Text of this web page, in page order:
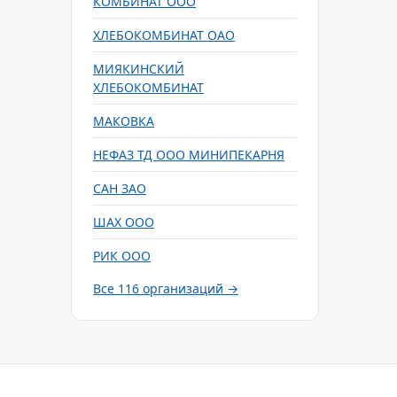
ХЛЕБОКОМБИНАТ ОАО
МИЯКИНСКИЙ
ХЛЕБОКОМБИНАТ
МАКОВКА
НЕФАЗ ТД ООО МИНИПЕКАРНЯ
САН ЗАО
ШАХ ООО
РИК ООО
Все 116 организаций →